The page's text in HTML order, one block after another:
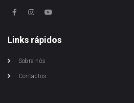
Links rápidos
Sobre nós
Contactos